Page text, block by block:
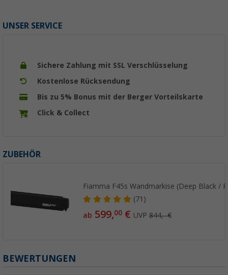
UNSER SERVICE
Sichere Zahlung mit SSL Verschlüsselung
Kostenlose Rücksendung
Bis zu 5% Bonus mit der Berger Vorteilskarte
Click & Collect
ZUBEHÖR
Fiamma F45s Wandmarkise (Deep Black /
(71)
ab 599,00 € UVP844,- €
BEWERTUNGEN